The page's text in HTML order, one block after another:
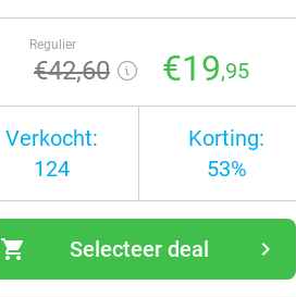
Regulier
€42,60 €19,95
Verkocht:
124
Korting:
53%
shopping_cart navigate_next
Selecteer deal